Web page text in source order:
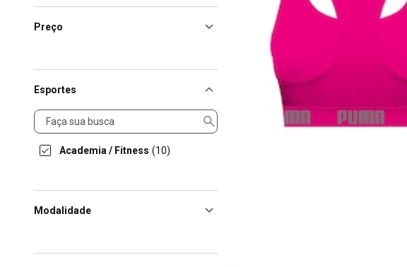
Preço
Esportes
Esportes
Academia / Fitness (10)
Modalidade